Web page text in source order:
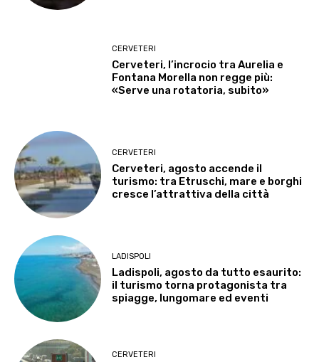
CERVETERI
Cerveteri, l’incrocio tra Aurelia e
Fontana Morella non regge più:
«Serve una rotatoria, subito»
CERVETERI
Cerveteri, agosto accende il
turismo: tra Etruschi, mare e borghi
cresce l’attrattiva della città
LADISPOLI
Ladispoli, agosto da tutto esaurito:
il turismo torna protagonista tra
spiagge, lungomare ed eventi
CERVETERI